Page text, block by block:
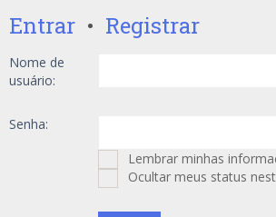
Entrar • Registrar
Nome de
usuário:
Senha:
Lembrar minhas
Ocultar meus status